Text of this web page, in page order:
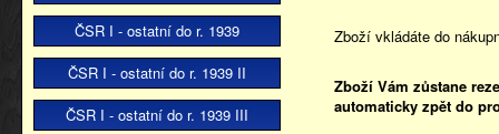
ČSR I - ostatní do r. 1939
ČSR I - ostatní do r. 1939 II
ČSR I - ostatní do r. 1939 III
Zboží vkládáte do
Zboží Vám zůstane
automaticky zpět do